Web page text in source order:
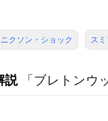
ニクソン・ショック ス
説 「ブレトンウ